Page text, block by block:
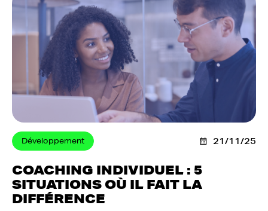
Développement 21/11/25
COACHING INDIVIDUEL : 5
SITUATIONS OÙ IL FAIT LA
DIFFÉRENCE